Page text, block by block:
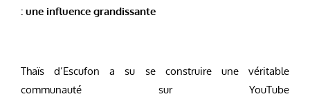
: une influence grandissante
Thaïs d’Escufon a su se construire une véritable
communauté sur YouTube